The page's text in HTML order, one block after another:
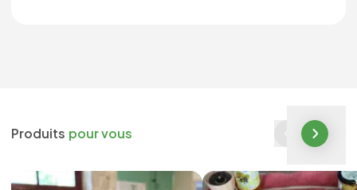
Produits pour vous